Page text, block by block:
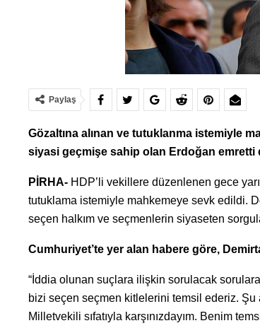
Paylaş
Gözaltına alınan ve tutuklanma istemiyle
siyasi geçmişe sahip olan Erdoğan emretti
PİRHA-HDP’li vekillere düzenlenen gece
tutuklama istemiyle mahkemeye sevk edildi.
seçen halkım ve seçmenlerin siyaseten
Cumhuriyet’te yer alan habere göre,
“İddia olunan suçlara ilişkin sorulacak
bizi seçen seçmen kitlelerini temsil ederiz.
Milletvekili sıfatıyla karşınızdayım. Benim